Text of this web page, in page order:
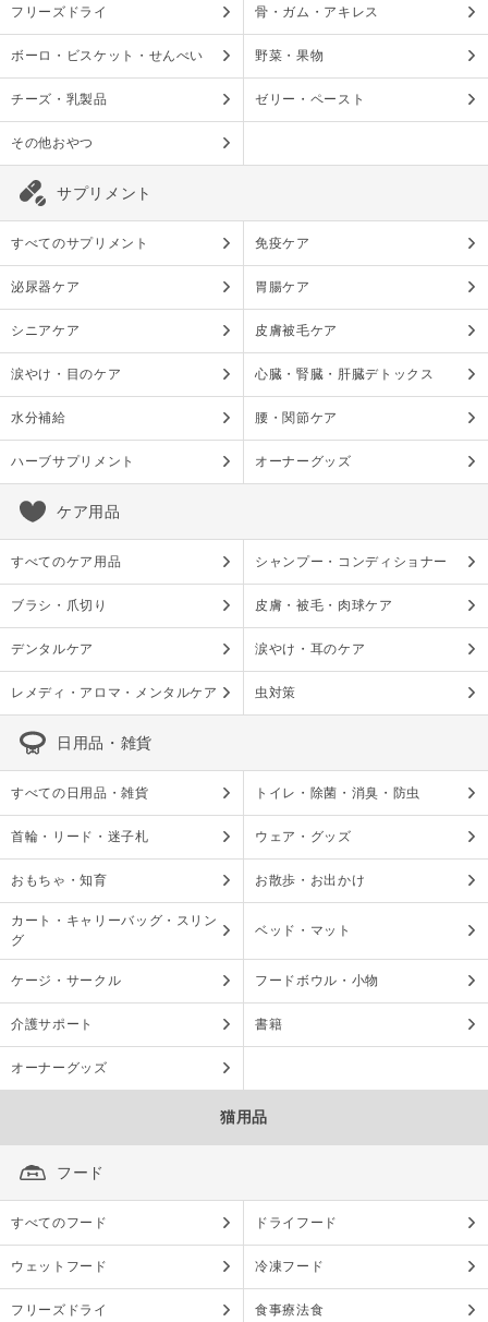
フリーズドライ 骨・ガム・アキレス
ボーロ・ビスケット・せんべい 野菜・果物
チーズ・乳製品 ゼリー・ペースト
その他おやつ
サプリメント
すべてのサプリメント 免疫ケア
泌尿器ケア 胃腸ケア
シニアケア 皮膚被毛ケア
涙やけ・目のケア 心臓・腎臓・肝臓デトックス
水分補給 腰・関節ケア
ハーブサプリメント オーナーグッズ
ケア用品
すべてのケア用品 シャンプー・コンディショナー
ブラシ・爪切り 皮膚・被毛・肉球ケア
デンタルケア 涙やけ・耳のケア
レメディ・アロマ・メンタルケア 虫対策
日用品・雑貨
すべての日用品・雑貨 トイレ・除菌・消臭・防虫
首輪・リード・迷子札 ウェア・グッズ
おもちゃ・知育 お散歩・お出かけ
カート・キャリーバッグ・スリン
グ
ベッド・マット
ケージ・サークル フードボウル・小物
介護サポート 書籍
オーナーグッズ
猫用品
フード
すべてのフード ドライフード
ウェットフード 冷凍フード
フリーズドライ 食事療法食